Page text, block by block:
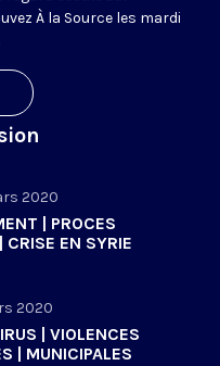
À la Source les mardi
2020
| PROCES
CRISE EN SYRIE
2020
| VIOLENCES
| MUNICIPALES